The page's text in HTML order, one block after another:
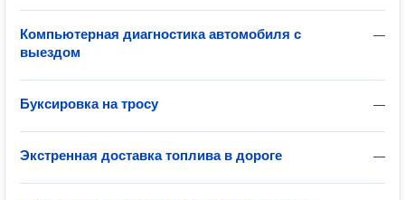
—
Компьютерная диагностика автомобиля с
выездом
—
Буксировка на тросу
—
Экстренная доставка топлива в дороге